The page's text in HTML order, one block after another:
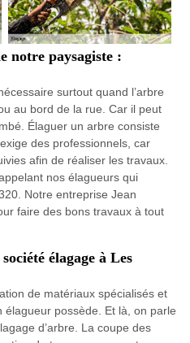
notre paysagiste :
surtout quand l’arbre
au bord de la rue. Car il peut
Élaguer un arbre consiste
des professionnels, car
afin de réaliser les travaux.
nos élagueurs qui
Notre entreprise Jean
faire des bons travaux à tout
élagage à Les
de matériaux spécialisés et
possède. Et là, on parle
d’arbre. La coupe des